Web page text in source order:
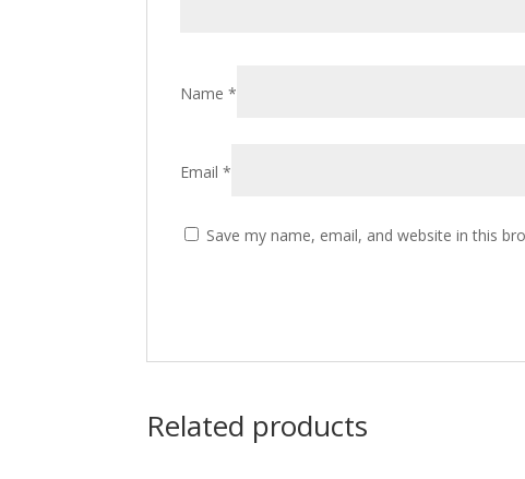
Name*
Email*
Save my name, email, and website in this
Related products